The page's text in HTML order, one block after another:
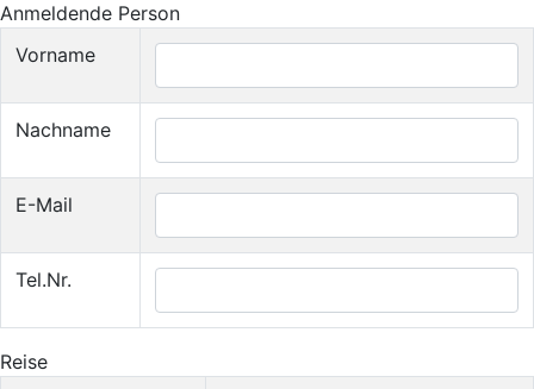
Anmeldende Person
Vorname
Nachname
E-Mail
Tel.Nr.
Reise